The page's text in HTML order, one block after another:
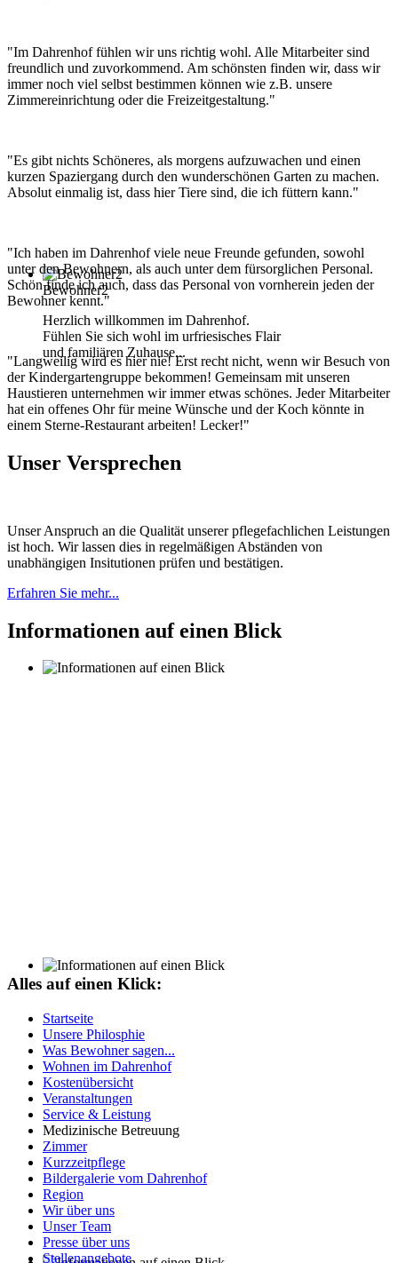
Bewohner2
Herzlich willkommen im Dahrenhof.
Fühlen Sie sich wohl im urfriesisches Flair
und familiären Zuhause...
"Im Dahrenhof fühlen wir uns richtig wohl. Alle Mitarbeiter sind
freundlich und zuvorkommend. Am schönsten finden wir, dass wir
immer noch viel selbst bestimmen können wie z.B. unsere
Zimmereinrichtung oder die Freizeitgestaltung."
"Es gibt nichts Schöneres, als morgens aufzuwachen und einen
kurzen Spaziergang durch den wunderschönen Garten zu machen.
Absolut einmalig ist, dass hier Tiere sind, die ich füttern kann."
"Ich haben im Dahrenhof viele neue Freunde gefunden, sowohl
unter den Bewohnern, als auch unter dem fürsorglichen Personal.
Schön finde ich auch, dass das Personal von vornherein jeden der
Bewohner kennt."
"Langweilig wird es hier nie! Erst recht nicht, wenn wir Besuch von
der Kindergartengruppe bekommen! Gemeinsam mit unseren
Haustieren unternehmen wir immer etwas schönes. Jeder Mitarbeiter
hat ein offenes Ohr für meine Wünsche und der Koch könnte in
einem Sterne-Restaurant arbeiten! Lecker!"
Unser Versprechen
Unser Anspruch an die Qualität unserer pflegefachlichen Leistungen
ist hoch. Wir lassen dies in regelmäßigen Abständen von
unabhängigen Insitutionen prüfen und bestätigen.
Erfahren Sie mehr...
Informationen auf einen Blick
Ausflüge sorgen bei unseren Bewohnern für viel Freude
und Abwechslung.
Alles auf einen Klick:
Startseite
Unsere Philosphie
Was Bewohner sagen...
Wohnen im Dahrenhof
Kostenübersicht
Veranstaltungen
Service & Leistung
Medizinische Betreuung
Zimmer
Kurzzeitpflege
Bildergalerie vom Dahrenhof
Region
Wir über uns
Unser Team
Presse über uns
Stellenangebote